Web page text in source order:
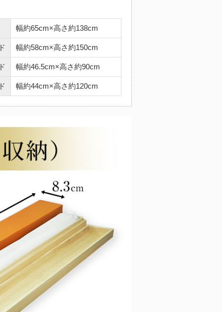
幅約65cm×高さ約138cm
幅約58cm×高さ約150cm
幅約46.5cm×高さ約90cm
幅約44cm×高さ約120cm